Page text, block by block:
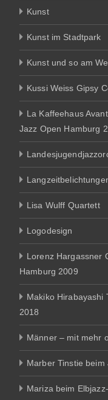
Kunst
Kunst im Stadtpark
Kunst und so am
Kussi Weiss Gipsy
La Kaffeehaus
Jazz Open Hamburg
Lisa Wulff Quartett
Logodesign
Lorenz Hargassner
Hamburg 2009
Makiko Hirabayashi
2018
Männer – mit mehr
Marber Tinstie
Mariza beim